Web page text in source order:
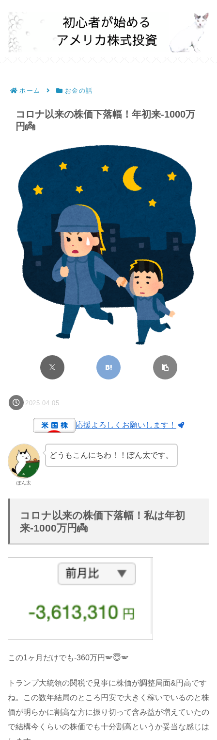
ホーム お金の話
コロナ以来の株価下落幅！年初来-1000万
円👼
2025.04.05
応援よろしくお願いします！
ぽん太
どうもこんにちわ！！ぽん太です。
コロナ以来の株価下落幅！私は年初
来-1000万円👼
この1ヶ月だけでも-360万円🪽😇🪽
トランプ大統領の関税で見事に株価が調整局面&円高です
ね。この数年結局のところ円安で大きく稼いでいるのと株
価が明らかに割高な方に振り切って含み益が増えていたの
で結構今くらいの株価でも十分割高というか妥当な感じは